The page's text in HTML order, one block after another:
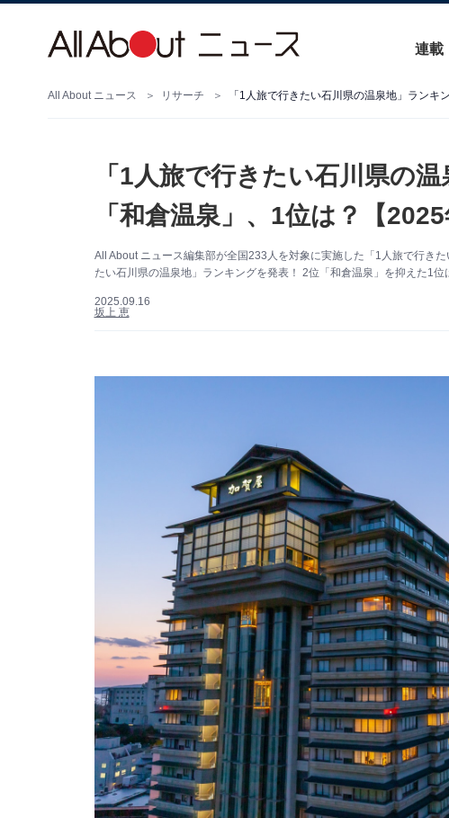
連載
All About ニュース リサーチ 「1人旅で行きたい石川県の温泉地」ランキ
「1人旅で行きたい石川県の
「和倉温泉」、1位は？【2025
All About ニュース編集部が全国233人を対象に実施した「1人旅で行き
たい石川県の温泉地」ランキングを発表！ 2位「和倉温泉」を抑えた1位
2025.09.16
坂上 恵